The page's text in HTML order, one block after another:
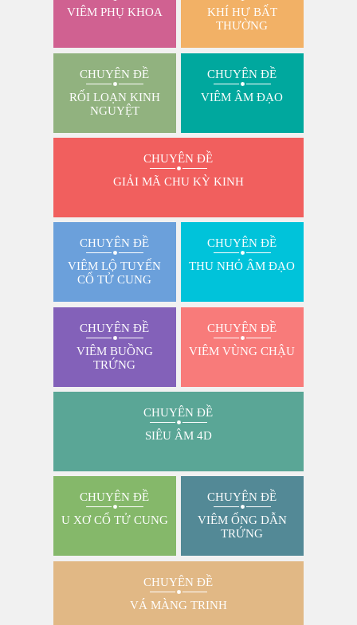
VIÊM PHỤ KHOA
KHÍ HƯ BẤT
THƯỜNG
CHUYÊN ĐỀ
RỐI LOẠN KINH
NGUYỆT
CHUYÊN ĐỀ
VIÊM ÂM ĐẠO
CHUYÊN ĐỀ
GIẢI MÃ CHU KỲ KINH
CHUYÊN ĐỀ
VIÊM LỘ TUYẾN
CỔ TỬ CUNG
CHUYÊN ĐỀ
THU NHỎ ÂM ĐẠO
CHUYÊN ĐỀ
VIÊM BUỒNG
TRỨNG
CHUYÊN ĐỀ
VIÊM VÙNG CHẬU
CHUYÊN ĐỀ
SIÊU ÂM 4D
CHUYÊN ĐỀ
U XƠ CỔ TỬ CUNG
CHUYÊN ĐỀ
VIÊM ỐNG DẪN
TRỨNG
CHUYÊN ĐỀ
VÁ MÀNG TRINH